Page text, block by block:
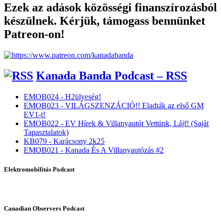
Ezek az adások közösségi finanszírozásból
készülnek. Kérjük, támogass bennünket
Patreon-on!
Kanada Banda Podcast – RSS
EMOB024 - H2ülyeség!
EMOB023 - VILÁGSZENZÁCIÓ!! Eladták az első GM
EV1-t!
EMOB022 - EV Hírek & Villanyautót Vettünk, Lájf! (Saját
Tapasztalatok)
KB079 - Karácsony 2k25
EMOB021 - Kanada És A Villanyautózás #2
Elektromobilitás Podcast
Canadian Observers Podcast